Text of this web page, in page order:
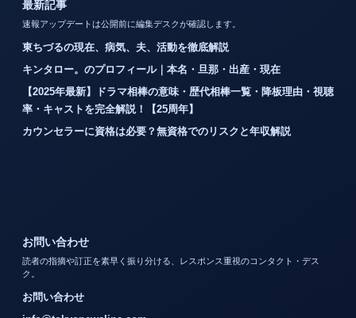
最新記事
速報アップデートは公開前に編集デスクが確認します。
東ちづるの現在、病気、夫、活動を徹底解説
キンタロー。のプロフィール｜本名・旦那・出産・現在
【2025年最新】ドラマ相棒の意味・歴代相棒一覧・降板理由・視聴
率・キャストを完全解説！【25周年】
カウンセラーに資格は必要？無資格でのリスクと年収解説
お問い合わせ
読者の指摘や訂正を素早く振り分ける、レスポンス重視のコンタクト・デス
ク。
お問い合わせ